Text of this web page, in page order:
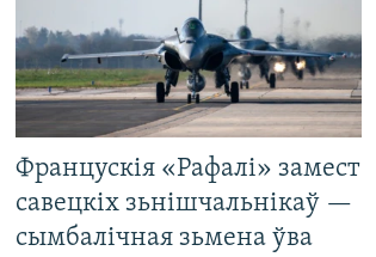
Францускія «Рафалі» замест
савецкіх зьнішчальнікаў —
сымбалічная зьмена ўва